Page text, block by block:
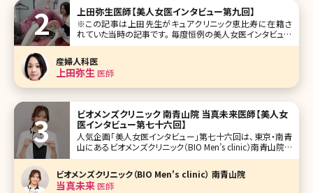
上田弥生医師【美人女医インタビュー第九回】
※この記事は上田先生がキュアクリニック恵比寿に在籍さ
れていた当時の記事です。 毎度恒例の美人女医インタビュー
第九回は、過去続いた美容皮膚科部門から離れ、初めての婦
人科医です。東京・渋谷区恵比寿の恵比寿ガーデンプレイス
近くにある隠れ家的で通いやすさをイメージさせるキュアク
リニック恵比寿の上田弥生院長
産婦人科医
上田弥生 医師
ビオメンズクリニック 南青山院 当真未来医師【美人女
医インタビュー第七十六回】
人気企画「美人女医インタビュー」第七十六回は、東京・南青
山にあるビオメンズクリニック（BIO Men’s clinic）南青山院で
院長を務める当真未来（とうまみく）先生です。 「男性のため
の美容医療」を標榜し、メンズ美容の新たなスタンダードを提
案する「ビオメンズクリニック」。同院でニキビ跡治
ビオメンズクリニック（BIO Men's clinic） 南青山院
当真未来医師